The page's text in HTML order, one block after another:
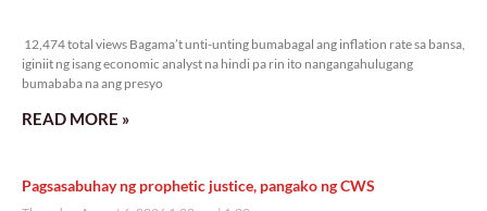
12,474 total views Bagama’t unti-unting bumabagal ang inflation rate sa bansa,
iginiit ng isang economic analyst na hindi pa rin ito nangangahulugang
bumababa na ang presyo
READ MORE »
Pagsasabuhay ng prophetic justice, pangako ng CWS